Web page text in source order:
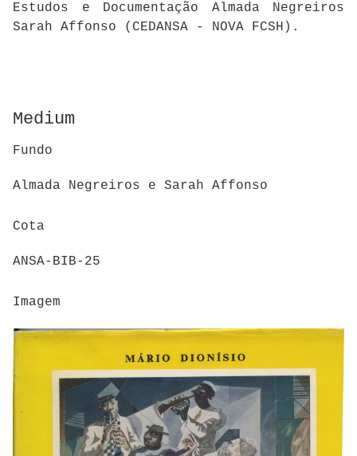
Estudos e Documentação Almada Negreiros
Sarah Affonso (CEDANSA - NOVA FCSH).
Medium
Fundo
Almada Negreiros e Sarah Affonso
Cota
ANSA-BIB-25
Imagem